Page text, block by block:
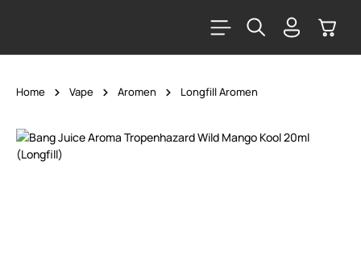
Home Vape Aromen Longfill Aromen
Bildergalerie überspringen